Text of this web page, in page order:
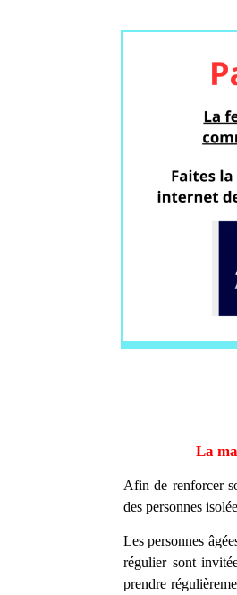
La
Afin de renforcer
des personnes
Les personnes
régulier sont
prendre